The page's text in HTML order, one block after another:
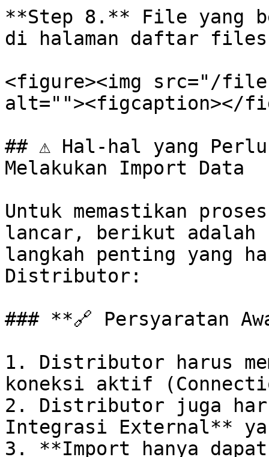
**Step 8.** File yang
di halaman daftar
<figure><img src="/
alt=""><figcaption></
## ⚠️ Hal-hal yang
Melakukan Import Data
Untuk memastikan
lancar, berikut adalah
langkah penting yang
Distributor:
### **🔗 Persyaratan
1. Distributor harus
koneksi aktif
2. Distributor juga
Integrasi External**
3. **Import hanya